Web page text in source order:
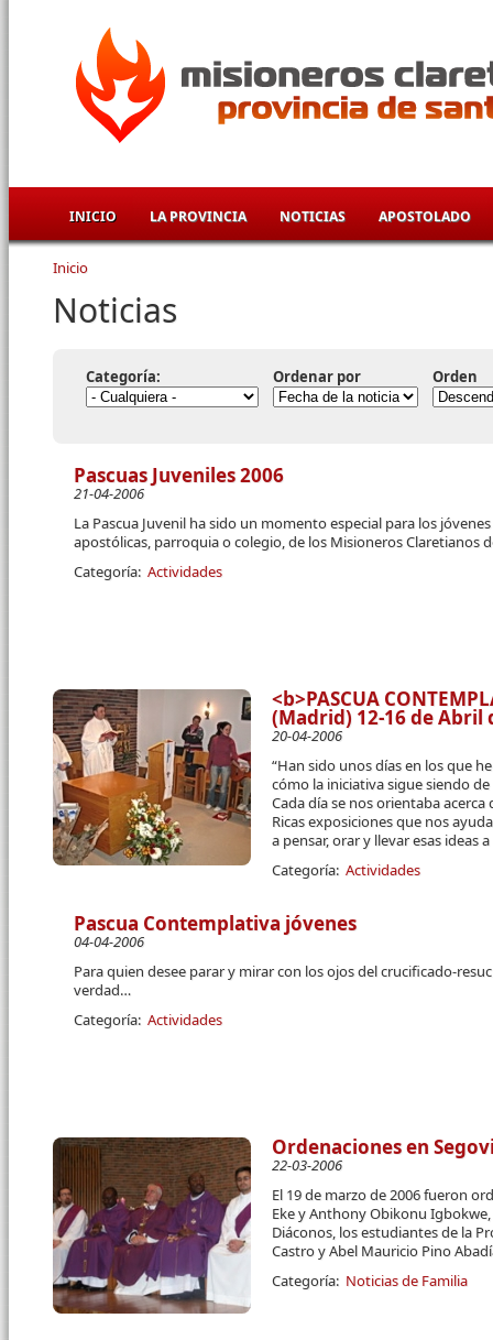
INICIO LA PROVINCIA NOTICIAS APOSTOLADO
Se encuentra usted aquí
Inicio
Noticias
Categoría: Ordenar por Orden
Pascuas Juveniles 2006
21-04-2006
La Pascua Juvenil ha sido un momento especial para los
apostólicas, parroquia o colegio, de los Misioneros Claretianos
Categoría: Actividades
<b>PASCUA
(Madrid) 12-16 de Abril
20-04-2006
“Han sido unos días en los que
cómo la iniciativa sigue siendo de
Cada día se nos orientaba acerca
Ricas exposiciones que nos
a pensar, orar y llevar esas ideas
Categoría: Actividades
Pascua Contemplativa jóvenes
04-04-2006
Para quien desee parar y mirar con los ojos del crucificado-
verdad…
Categoría: Actividades
Ordenaciones en
22-03-2006
El 19 de marzo de 2006 fueron
Eke y Anthony Obikonu
Diáconos, los estudiantes de la
Castro y Abel Mauricio Pino
Categoría: Noticias de Familia